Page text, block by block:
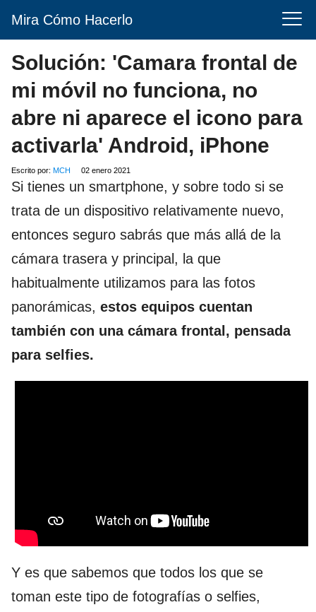
Mira Cómo Hacerlo
Solución: 'Camara frontal de
mi móvil no funciona, no
abre ni aparece el icono para
activarla' Android, iPhone
Escrito por: MCH 02 enero 2021
Si tienes un smartphone, y sobre todo si se
trata de un dispositivo relativamente nuevo,
entonces seguro sabrás que más allá de la
cámara trasera y principal, la que
habitualmente utilizamos para las fotos
panorámicas, estos equipos cuentan
también con una cámara frontal, pensada
para selfies.
Y es que sabemos que todos los que se
toman este tipo de fotografías o selfies,